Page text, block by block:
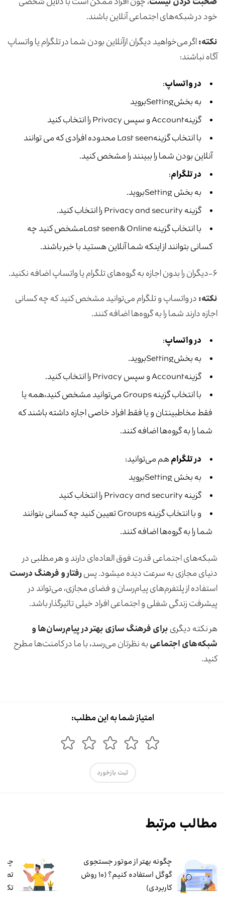
خود در شبکه‌های اجتماعی آنلاین باشند.
نکته:اگر می‌خواهید دیگران ازآنلاین بودن شما در تلگرام یا واتساپ
آگاه نباشند:
در واتساپ:
به بخشSettingبروید
گزینهAccount و سپس Privacy را انتخاب کنید
با انتخاب گزینهLast seen محدوده افرادی که می توانند
آنلاین بودن شما را ببینند را مشخص کنید.
در تلگرام:
به بخش Settingبروید.
گزینه Privacy and security را انتخاب کنید.
با انتخاب گزینه Last seen& Onlineمشخص کنید چه
کسانی بتوانند از اینکه شما آنلاین هستید با خبر باشند.
۶-دیگران را بدون اجازه به گروه‌های تلگرام یا واتساپ اضافه نکنید.
نکته:در واتساپ و تلگرام می‌توانید مشخص کنید که چه کسانی
اجازه دارند شما را به گروه‌ها اضافه کنند.
در واتساپ:
به بخشSettingبروید.
گزینهAccount و سپس Privacy را انتخاب کنید.
با انتخاب گزینه Groups می‌توانید مشخص کنید،همه یا
فقط مخاطبینتان و یا فقط افراد خاصی اجازه داشته باشند که
شما را به گروه‌ها اضافه کنند.
در تلگرامهم می‌توانید:
به بخش Settingبروید
گزینه Privacy and security را انتخاب کنید
و با انتخاب گزینه Groups تعیین کنید چه کسانی بتوانند
شما را به گروه‌ها اضافه کنند.
شبکه‌های اجتماعی قدرت فوق العاده‌ای دارند و هر مطلبی در
دنیای مجازی به سرعت دیده می­شود. پسرفتار و فرهنگ درست
استفاده از پلتفرم‌های پیام‌رسان و فضای مجازی، می‌تواند در
پیشرفت زندگی شغلی و اجتماعی افراد خیلی تاثیرگذار باشد.
هر نکته دیگریبرای فرهنگ سازی بهتر در پیام‌رسان‌ها و
شبکه‌های اجتماعیبه نظرتان می‌رسد، با ما در کامنت‌ها مطرح
کنید.
امتیاز شما به این مطلب:
ثبت بازخورد
مطالب مرتبط
چگونه بهتر از موتور جستجوی
گوگل استفاده کنیم؟ (۱۰ روش
کاربردی)